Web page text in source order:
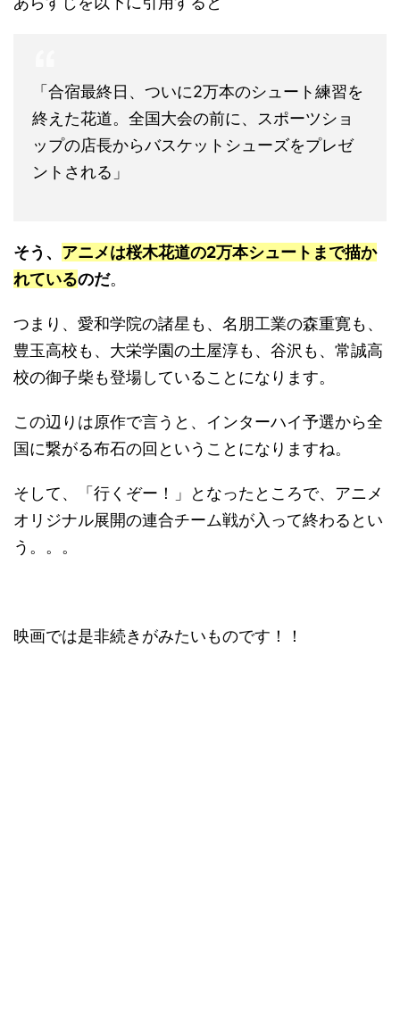
「合宿最終日、ついに2万本のシュート練習を
終えた花道。全国大会の前に、スポーツショ
ップの店長からバスケットシューズをプレゼ
ントされる」
そう、 アニメは桜木花道の2万本シュートまで描か
れているのだ。
つまり、愛和学院の諸星も、名朋工業の森重寛も、
豊玉高校も、大栄学園の土屋淳も、谷沢も、常誠高
校の御子柴も登場していることになります。
この辺りは原作で言うと、インターハイ予選から全
国に繋がる布石の回ということになりますね。
そして、「行くぞー！」となったところで、アニメ
オリジナル展開の連合チーム戦が入って終わるとい
う。。。
映画では是非続きがみたいものです！！